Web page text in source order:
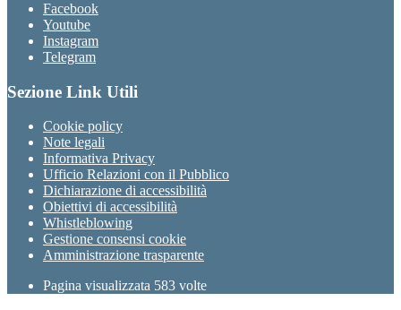
Facebook
Youtube
Instagram
Telegram
Sezione Link Utili
Cookie policy
Note legali
Informativa Privacy
Ufficio Relazioni con il Pubblico
Dichiarazione di accessibilità
Obiettivi di accessibilità
Whistleblowing
Gestione consensi cookie
Amministrazione trasparente
Pagina visualizzata 583 volte